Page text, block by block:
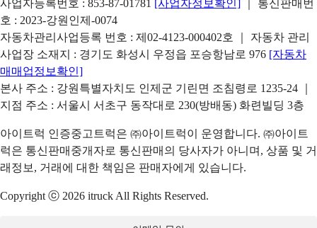
사업자등록번호 : 853-87-01781 [사업자정보확인]
｜ 통신판매번
호 : 2023-강원인제-0074
자동차관리사업등록 번호 : 제02-4123-000402호 ｜ 자동차 관리
사업장 소재지 : 경기도 화성시 우정읍 포승항남로 976 [자동차
매매업정보확인]
본사 주소 : 강원특별자치도 인제군 기린면 조침령로 1235-24 ｜
지점 주소 : 서울시 서초구 동작대로 230(방배동) 화련빌딩 3층
아이트럭 인증중고트럭은 ㈜아이트럭이 운영합니다. ㈜아이트
럭은 통신판매중개자로 통신판매의 당사자가 아니며, 상품 및 거
래정보, 거래에 대한 책임은 판매자에게 있습니다.
Copyright ⓒ 2026 itruck All Rights Reserved.